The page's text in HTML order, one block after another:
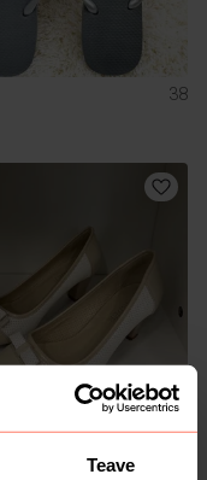
Teave
38